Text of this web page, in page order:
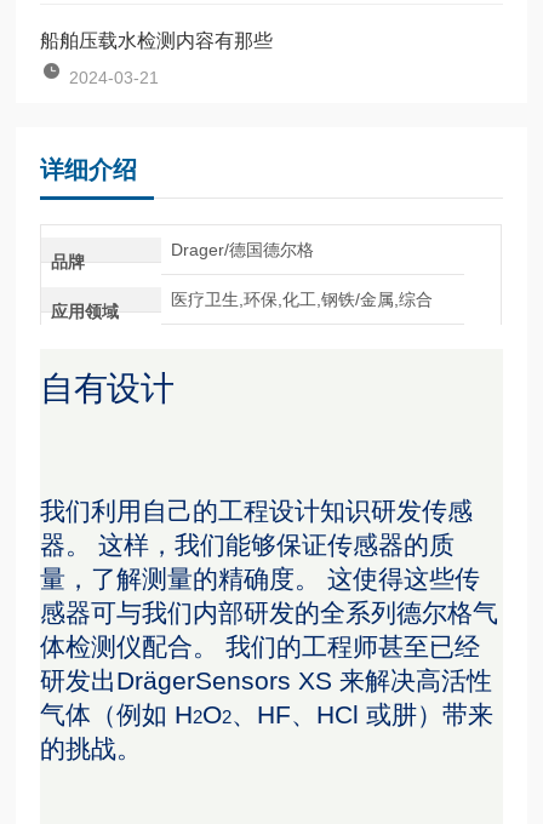
船舶压载水检测内容有那些
2024-03-21
详细介绍
品牌
Drager/德国德尔格
应用领域
医疗卫生,环保,化工,钢铁/金属,综合
自有设计
我们利用自己的工程设计知识研发传感
器。 这样，我们能够保证传感器的质
量，了解测量的精确度。 这使得这些传
感器可与我们内部研发的全系列德尔格气
体检测仪配合。 我们的工程师甚至已经
研发出DrägerSensors XS 来解决高活性
气体（例如 H2O2
、HF、HCl 或肼）带来
的挑战。